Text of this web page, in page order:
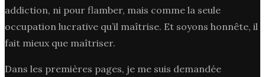
addiction, ni pour flamber, mais comme la seule
occupation lucrative qu’il maîtrise. Et soyons honnête, il
fait mieux que maîtriser.
Dans les premières pages, je me suis demandée